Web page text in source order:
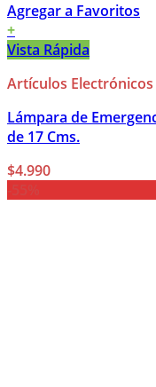
Agregar a Favoritos
+
Vista Rápida
Artículos Electrónicos
Lámpara de
de 17 Cms.
$4.990